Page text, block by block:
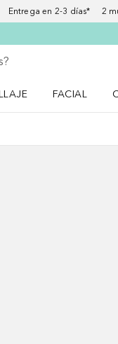
Entrega en 2-3 días* 2
FACIAL